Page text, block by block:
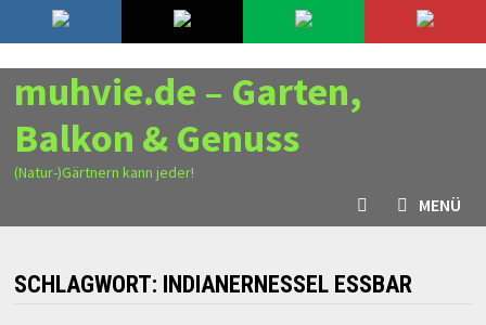
Zurück
zum
Inhalt
9. August 2026
muhvie.de – Garten,
Balkon & Genuss
(Natur-)Gärtnern kann jeder!
MENÜ
SCHLAGWORT: INDIANERNESSEL ESSBAR